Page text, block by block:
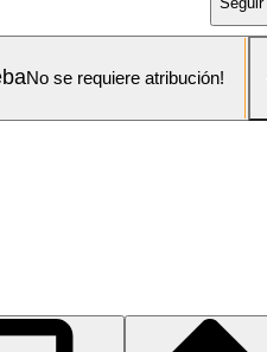
No se requiere atribución!